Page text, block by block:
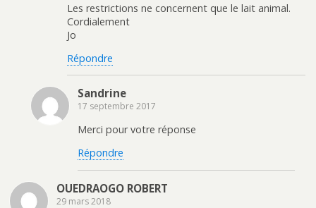
Les restrictions ne concernent que le lait animal.
Cordialement
Jo
Répondre
Sandrine
17 septembre 2017
Merci pour votre réponse
Répondre
OUEDRAOGO ROBERT
29 mars 2018